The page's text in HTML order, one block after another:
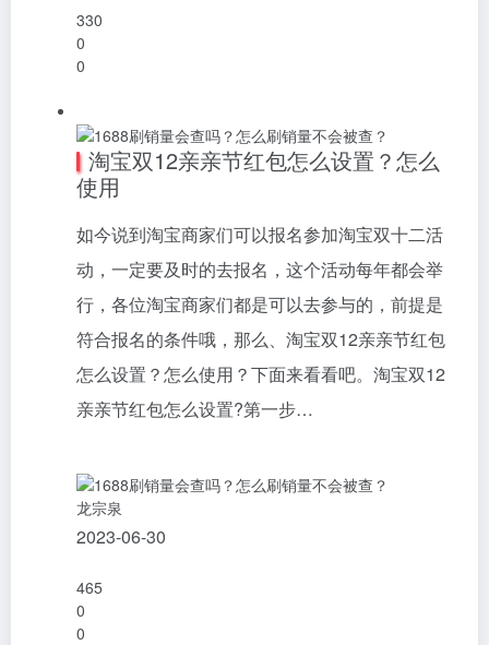
330
0
0
淘宝双12亲亲节红包怎么设置？怎么
使用
如今说到淘宝商家们可以报名参加淘宝双十二活
动，一定要及时的去报名，这个活动每年都会举
行，各位淘宝商家们都是可以去参与的，前提是
符合报名的条件哦，那么、淘宝双12亲亲节红包
怎么设置？怎么使用？下面来看看吧。淘宝双12
亲亲节红包怎么设置?第一步…
龙宗泉
2023-06-30
465
0
0